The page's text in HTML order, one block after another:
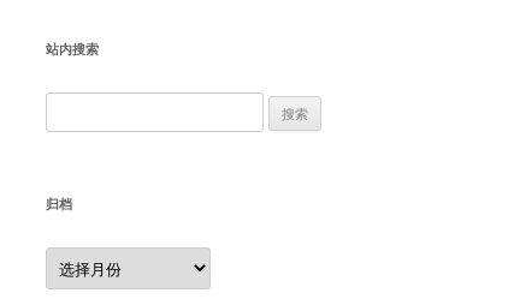
站内搜索
索：
归档
归
档